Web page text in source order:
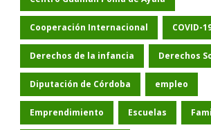
Cooperación Internacional COVID-
Derechos de la infancia Derechos
Diputación de Córdoba empleo
Emprendimiento Escuelas